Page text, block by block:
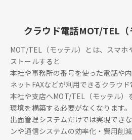
クラウド電話MOT/TEL
MOT/TEL（モッテル）とは、スマホ
ストールすると
本社や事務所の番号を使った電話や
ネットFAXなどが利用できるクラウド
本社や支店へMOT/TEL（モッテル）
環境を構築する必要がなくなります。
出面管理システムだけでは実現でき
ンや通信システムの効率化・費用削